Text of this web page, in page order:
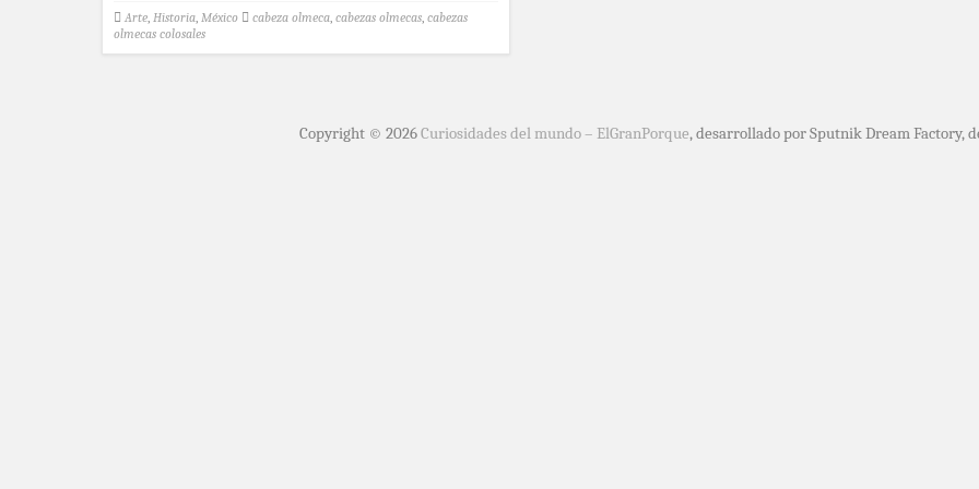
Arte, Historia, México cabeza olmeca, cabezas olmecas, cabezas
olmecas colosales
Copyright © 2026Curiosidades del mundo – ElGranPorque, desarrollado por Sputnik Dream Factory,